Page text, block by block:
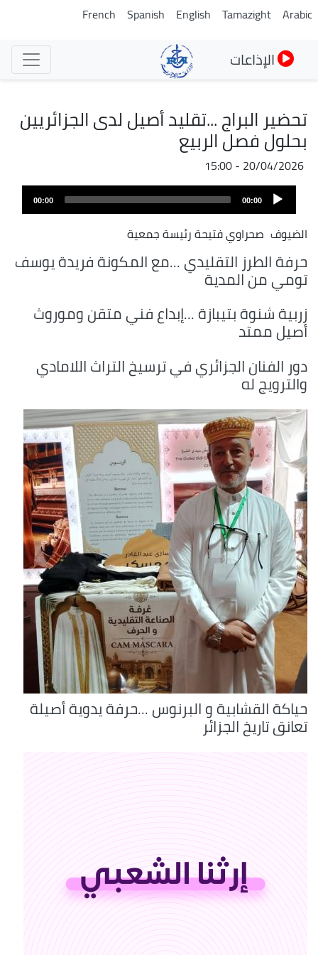
تجاوز
Arabic
Tamazight
English
Spanish
French
الإذاعات
تحضير البراج ...تقليد أصيل لدى الجزائريين
بحلول فصل الربيع
20/04/2026 - 15:00
Audio
Player
00:00
00:00
الضيوف صحراوي فتيحة رئيسة جمعية
حرفة الطرز التقليدي ...مع المكونة فريدة يوسف
تومي من المدية
زربية شنوة بتيبازة ...إبداع فني متقن وموروث
أصيل ممتد
دور الفنان الجزائري في ترسيخ التراث اللامادي
والترويج له
حياكة القشابية و البرنوس ...حرفة يدوية أصيلة
تعانق تاريخ الجزائر